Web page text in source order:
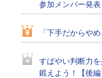
参加メンバー発表
「下手だからや
すばやい判断力を
鍛えよう！【後編